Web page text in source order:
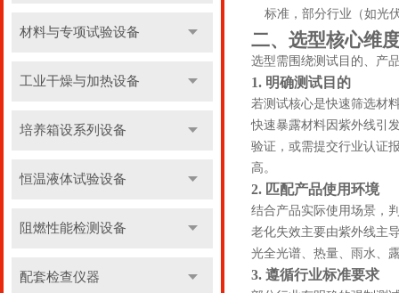
材料与专项试验设备
工业干燥与加热设备
培养箱设系列设备
恒温液体试验设备
阻燃性能检测设备
配套检查仪器
标准，部分行业（如光
二、选型核心维
选型需围绕测试目的、产
1. 明确测试目的
若测试核心是快速筛选材
快速暴露材料因紫外线引
验证，或需提交行业认证
高。
2. 匹配产品使用环境
结合产品实际使用场景，
老化失效主要由紫外线主
光全光谱、热量、雨水、
3. 遵循行业标准要求